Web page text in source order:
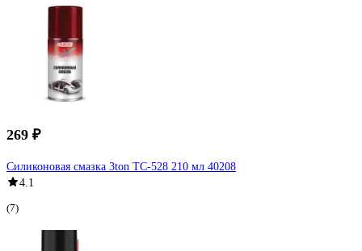
269 ₽
Силиконовая смазка 3ton ТС-528 210 мл 40208
4.1
(7)